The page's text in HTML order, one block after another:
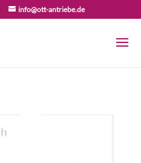
info@ott-antriebe.de